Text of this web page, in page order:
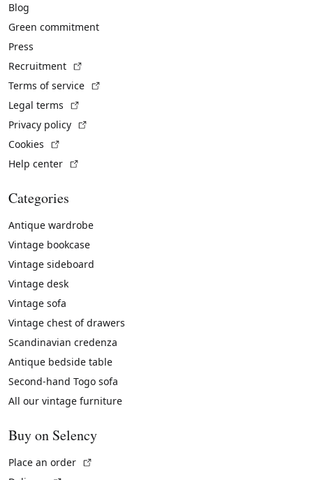
Blog
Green commitment
Press
Recruitment
Terms of service
Legal terms
Privacy policy
Cookies
Help center
Categories
Antique wardrobe
Vintage bookcase
Vintage sideboard
Vintage desk
Vintage sofa
Vintage chest of drawers
Scandinavian credenza
Antique bedside table
Second-hand Togo sofa
All our vintage furniture
Buy on Selency
Place an order